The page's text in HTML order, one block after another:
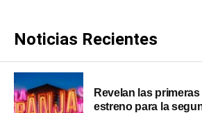
Noticias Recientes
Revelan las
estreno para la